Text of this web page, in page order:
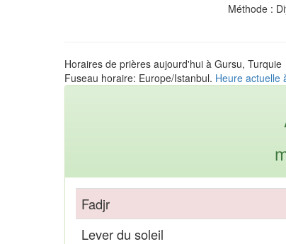
Méthode :
Horaires de prières aujourd'hui à Gursu, Turquie
Fuseau horaire: Europe/Istanbul. Heure actuelle
Fadjr
Lever du soleil